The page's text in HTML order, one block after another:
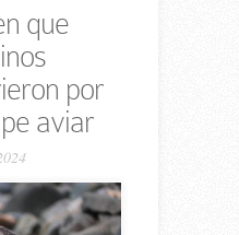
que
por
aviar